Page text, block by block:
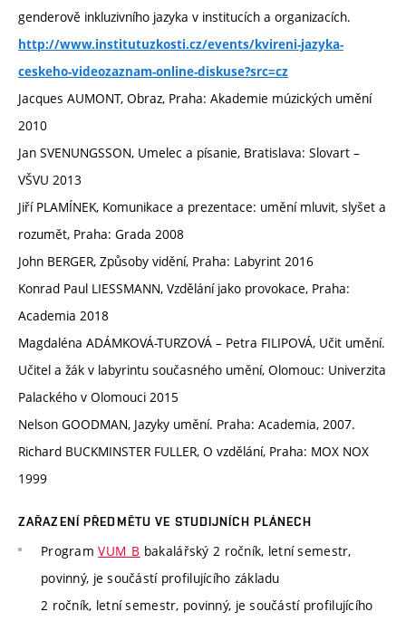
genderově inkluzivního jazyka v institucích a organizacích.
http://www.institutuzkosti.cz/events/kvireni-jazyka-
ceskeho-videozaznam-online-diskuse?src=cz
Jacques AUMONT, Obraz, Praha: Akademie múzických umění
2010
Jan SVENUNGSSON, Umelec a písanie, Bratislava: Slovart –
VŠVU 2013
Jiří PLAMÍNEK, Komunikace a prezentace: umění mluvit, slyšet a
rozumět, Praha: Grada 2008
John BERGER, Způsoby vidění, Praha: Labyrint 2016
Konrad Paul LIESSMANN, Vzdělání jako provokace, Praha:
Academia 2018
Magdaléna ADÁMKOVÁ-TURZOVÁ – Petra FILIPOVÁ, Učit umění.
Učitel a žák v labyrintu současného umění, Olomouc: Univerzita
Palackého v Olomouci 2015
Nelson GOODMAN, Jazyky umění. Praha: Academia, 2007.
Richard BUCKMINSTER FULLER, O vzdělání, Praha: MOX NOX
1999
ZAŘAZENÍ PŘEDMĚTU VE STUDIJNÍCH PLÁNECH
ProgramVUM_B bakalářský 2 ročník, letní semestr,
povinný, je součástí profilujícího základu
2 ročník, letní semestr, povinný, je součástí profilujícího